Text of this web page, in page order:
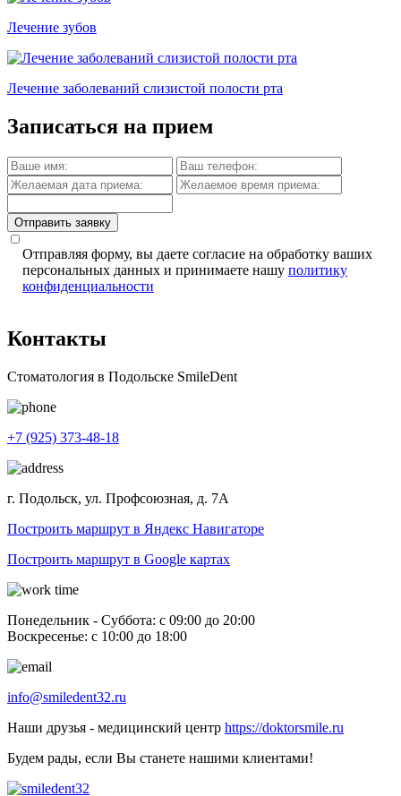
Лечение зубов
Лечение заболеваний слизистой полости рта
Записаться на прием
Отправить заявку
Отправляя форму, вы даете согласие на обработку ваших
персональных данных и принимаете нашу политику
конфиденциальности
Контакты
Стоматология в Подольске SmileDent
+7 (925) 373-48-18
г. Подольск, ул. Профсоюзная, д. 7А
Построить маршрут в Яндекс Навигаторе
Построить маршрут в Google картах
Понедельник - Суббота: с 09:00 до 20:00
Воскресенье: с 10:00 до 18:00
info@smiledent32.ru
Наши друзья - медицинский центр https://doktorsmile.ru
Будем рады, если Вы станете нашими клиентами!